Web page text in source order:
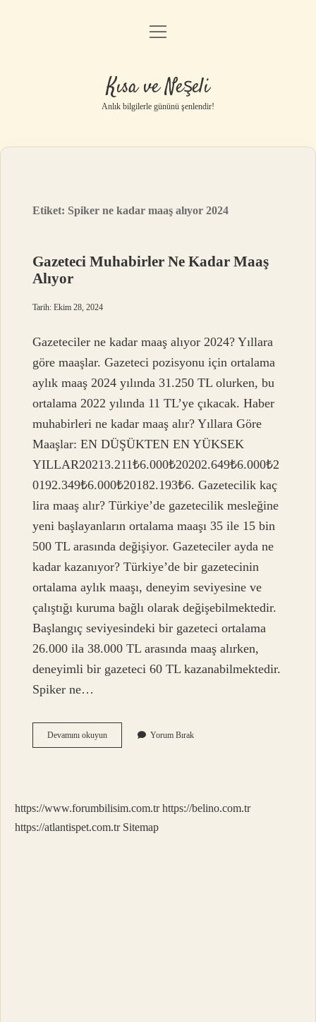
Anasayfa
Yasal Uyarı
menüyü
Kısa ve Neşeli
Anlık bilgilerle gününü şenlendir!
Etiket: Spiker ne kadar maaş alıyor 2024
Gazeteci Muhabirler Ne Kadar Maaş
Alıyor
Tarih: Ekim 28, 2024
Gazeteciler ne kadar maaş alıyor 2024? Yıllara
göre maaşlar. Gazeteci pozisyonu için ortalama
aylık maaş 2024 yılında 31.250 TL olurken, bu
ortalama 2022 yılında 11 TL’ye çıkacak. Haber
muhabirleri ne kadar maaş alır? Yıllara Göre
Maaşlar: EN DÜŞÜKTEN EN YÜKSEK
YILLAR20213.211₺6.000₺20202.649₺6.000₺2
0192.349₺6.000₺20182.193₺6. Gazetecilik kaç
lira maaş alır? Türkiye’de gazetecilik mesleğine
yeni başlayanların ortalama maaşı 35 ile 15 bin
500 TL arasında değişiyor. Gazeteciler ayda ne
kadar kazanıyor? Türkiye’de bir gazetecinin
ortalama aylık maaşı, deneyim seviyesine ve
çalıştığı kuruma bağlı olarak değişebilmektedir.
Başlangıç ​​seviyesindeki bir gazeteci ortalama
26.000 ila 38.000 TL arasında maaş alırken,
deneyimli bir gazeteci 60 TL kazanabilmektedir.
Spiker ne…
Devamını okuyunGazeteci
Muhabirler
Yorum Bırak
https://www.forumbilisim.com.tr https://belino.com.tr
https://atlantispet.com.tr Sitemap